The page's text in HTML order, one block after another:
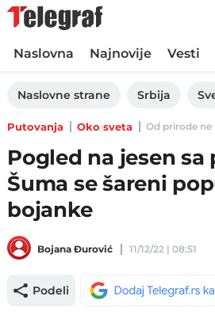
Naslovna Najnovije Vesti
Naslovne strane Srbija
Putovanja Oko sveta Od prirode ne
Pogled na jesen sa
Šuma se šareni
bojanke
Bojana Đurović 11/12/22 | 08:51
Podeli